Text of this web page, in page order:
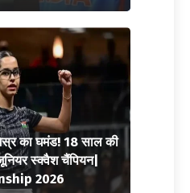
का घमंड! 18 साल की
स्क्वैश चैंपियन|
2026